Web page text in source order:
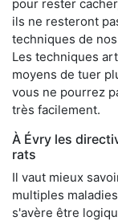
pour rester
ils ne resteront
techniques de
Les techniques
moyens de tuer
vous ne pourrez
très facilement.
À Évry les
rats
Il vaut mieux
multiples
s'avère être